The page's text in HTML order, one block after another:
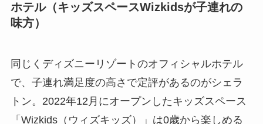
ホテル（キッズスペースWizkidsが子連れの
味方）
同じくディズニーリゾートのオフィシャルホテル
で、子連れ満足度の高さで定評があるのがシェラ
トン。2022年12月にオープンしたキッズスペース
「Wizkids（ウィズキッズ）」は0歳から楽しめる